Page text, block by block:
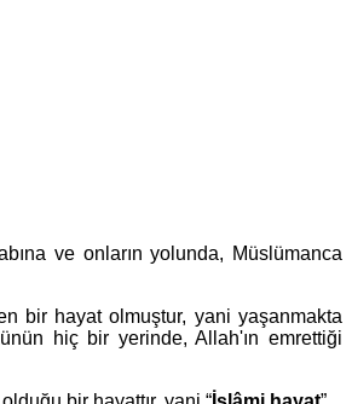
ve onların yolunda, Müslümanca
bir hayat olmuştur, yani yaşanmakta
hiç bir yerinde, Allah'ın emrettiği